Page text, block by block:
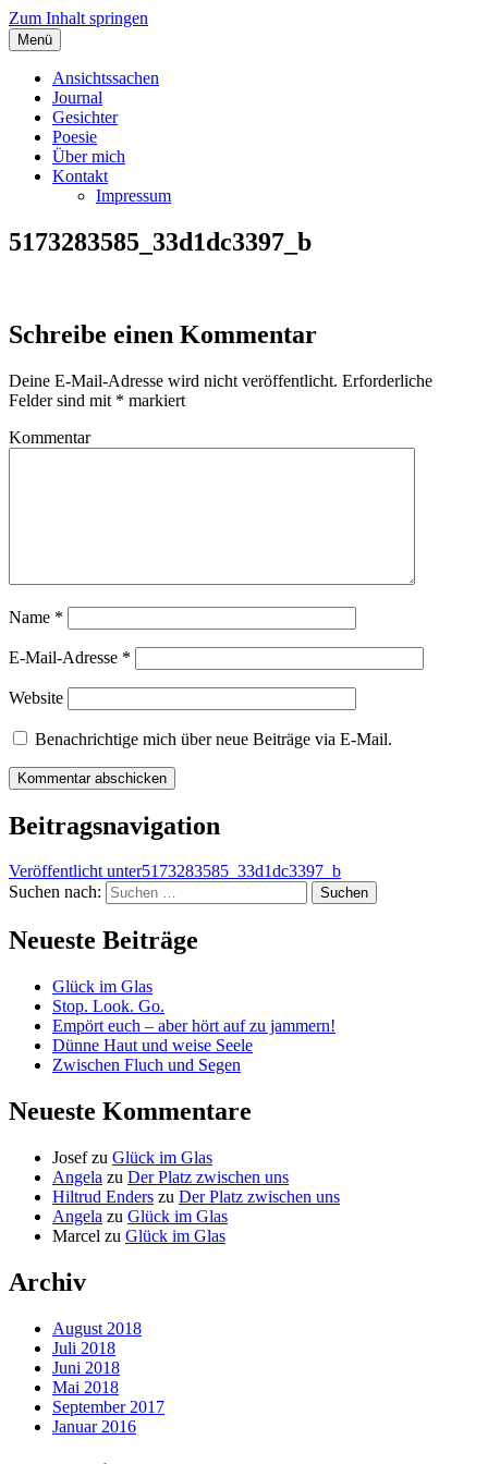
Zum Inhalt springen
Angelas Ansichtssachen
Menü
Ansichtssachen
Journal
Gesichter
Poesie
Über mich
Kontakt
Impressum
5173283585_33d1dc3397_b
Schreibe einen Kommentar
Deine E-Mail-Adresse wird nicht veröffentlicht. Erforderliche
Felder sind mit * markiert
Kommentar
Name *
E-Mail-Adresse *
Website
Benachrichtige mich über neue Beiträge via E-Mail.
Beitragsnavigation
Veröffentlicht unter5173283585_33d1dc3397_b
Suchen nach:
Neueste Beiträge
Glück im Glas
Stop. Look. Go.
Empört euch – aber hört auf zu jammern!
Dünne Haut und weise Seele
Zwischen Fluch und Segen
Neueste Kommentare
Josefzu Glück im Glas
Angela zu Der Platz zwischen uns
Hiltrud Enders zu Der Platz zwischen uns
Angela zu Glück im Glas
Marcel zu Glück im Glas
Archiv
August 2018
Juli 2018
Juni 2018
Mai 2018
September 2017
Januar 2016